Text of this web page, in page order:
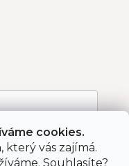
cookies.
který vás zajímá.
Souhlasíte?
ochrany